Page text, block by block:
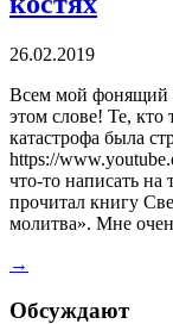
26.02.2019
Всем мой фонящий
этом слове! Те, кто
катастрофа была
https://
что-то написать
прочитал книгу
молитва». Мне
→
Обсуждают